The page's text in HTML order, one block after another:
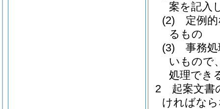
案を記入
(2)
定例
るもの
(3)
事務
いもので
処理でき
2
起案文書
ければな